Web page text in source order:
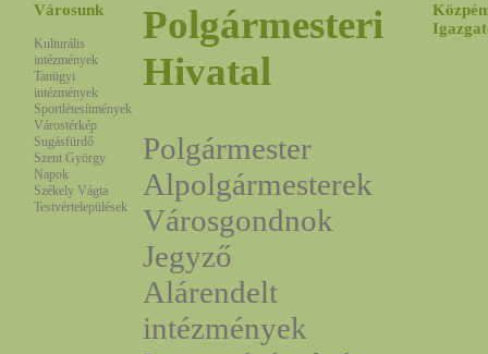
Városunk
Kulturális
intézmények
Tanügyi
intézmények
Sportlétesítmények
Várostérkép
Sugásfürdő
Szent György
Napok
Székely Vágta
Testvértelepülések
Polgármesteri
Hivatal
Polgármester
Alpolgármesterek
Városgondnok
Jegyző
Alárendelt
intézmények